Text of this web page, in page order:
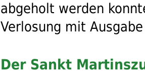
abgeholt werden
Verlosung mit
Der Sankt